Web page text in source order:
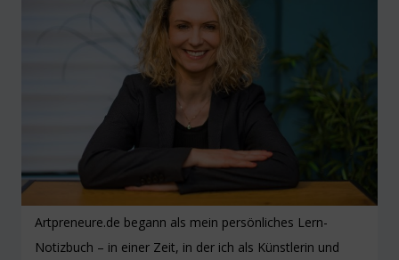
Artpreneure.de begann als mein persönliches Lern-
Notizbuch – in einer Zeit, in der ich als Künstlerin und